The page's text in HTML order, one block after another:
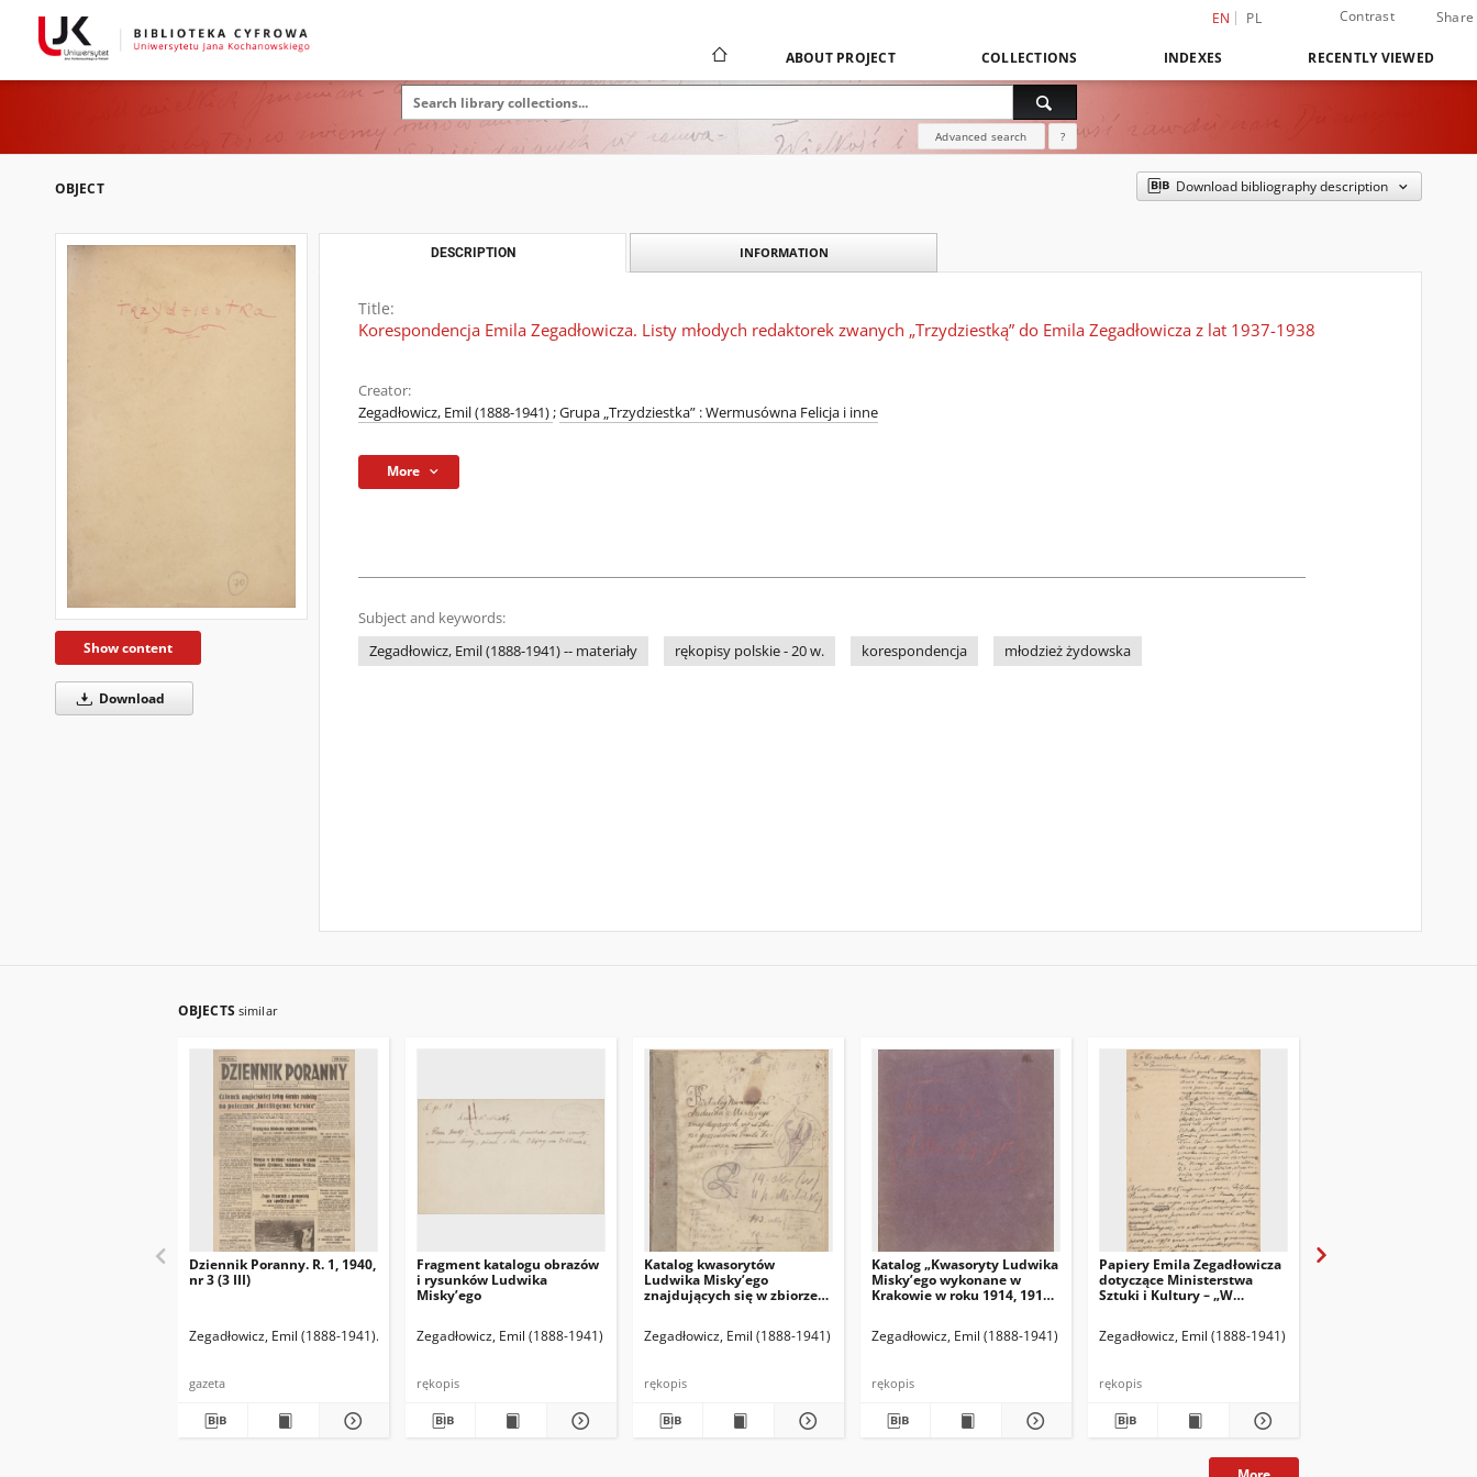
EN PL Contrast Share
ABOUT PROJECT COLLECTIONS INDEXES RECENTLY VIEWED
Advanced search ?
OBJECT Download bibliography description
Show content
Download
DESCRIPTION INFORMATION
Title:
Korespondencja Emila Zegadłowicza. Listy młodych redaktorek zwanych „Trzydziestką” do Emila Zegadłowicza z lat 1937-1938
Creator:
Zegadłowicz, Emil (1888-1941);Grupa „Trzydziestka” : Wermusówna Felicja i inne
More
Subject and keywords:
Zegadłowicz, Emil (1888-1941) -- materiały
rękopisy polskie - 20 w. korespondencja młodzież żydowska
OBJECTS similar
Dziennik Poranny. R. 1, 1940,
nr 3 (3 III)
Zegadłowicz, Emil (1888-1941) Reischer Leopold (red. naczelny) Hamann Bruno. Red. odpowiedzialny
gazeta
Fragment katalogu obrazów
i rysunków Ludwika
Misky’ego
Zegadłowicz, Emil (1888-1941)
rękopis
Katalog kwasorytów
Ludwika Misky’ego
znajdujących się w zbiorze
Zegadłowicz, Emil (1888-1941)
rękopis
Katalog „Kwasoryty Ludwika
Misky’ego wykonane w
Krakowie w roku 1914, 1915,
Zegadłowicz, Emil (1888-1941)
rękopis
Papiery Emila Zegadłowicza
dotyczące Ministerstwa
Sztuki i Kultury – „W
Zegadłowicz, Emil (1888-1941)
rękopis